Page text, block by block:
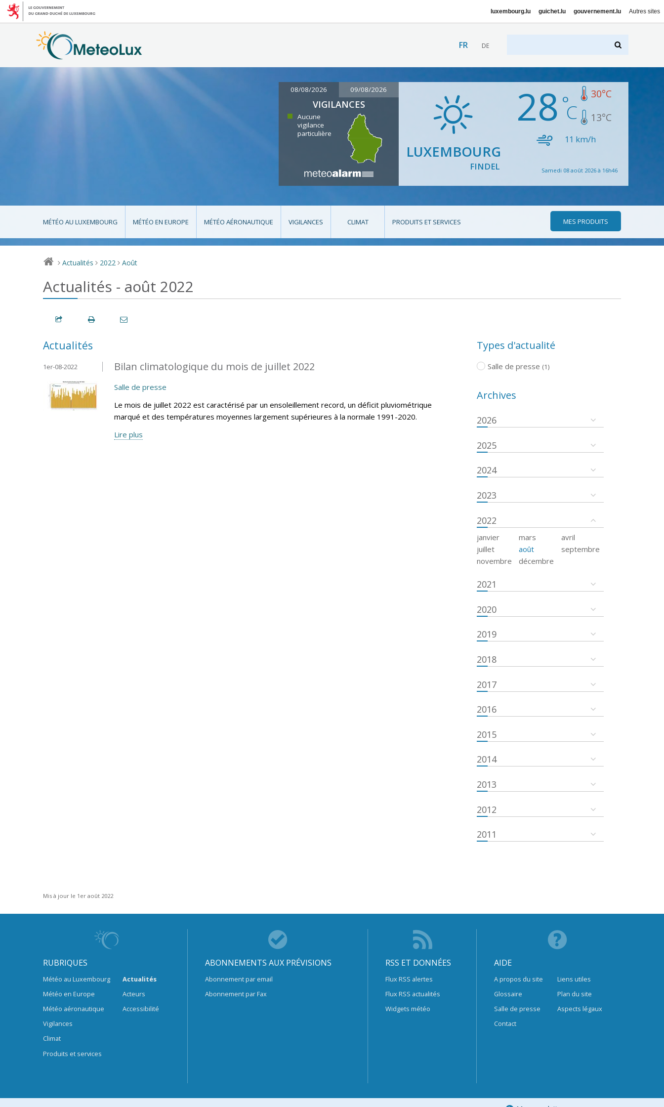
luxembourg.lu guichet.lu gouvernement.lu Autres sites
FR DE
08/08/2026 09/08/2026
VIGILANCES
Aucune
vigilance
particulière
LUXEMBOURG
FINDEL
28 30°C
13°C
11 km/h
Samedi 08 août 2026 à 16h46
MÉTÉO AU LUXEMBOURG MÉTÉO EN EUROPE MÉTÉO AÉRONAUTIQUE VIGILANCES CLIMAT PRODUITS ET SERVICES MES PRODUITS
> Actualités > 2022 > Août
Actualités - août 2022
Actualités
Bilan climatologique du mois de juillet 2022
1er-08-2022
Salle de presse
Le mois de juillet 2022 est caractérisé par un ensoleillement record, un déficit pluviométrique
marqué et des températures moyennes largement supérieures à la normale 1991-2020.
Lire plus
Types d'actualité
Salle de presse (1)
Archives
2026
2025
2024
2023
2022
janvier mars
avril
juillet
août
septembre
novembre
décembre
2021
2020
2019
2018
2017
2016
2015
2014
2013
2012
2011
Mis à jour le 1er août 2022
RUBRIQUES
Météo au Luxembourg
Météo en Europe
Météo aéronautique
Vigilances
Climat
Produits et services
Actualités
Acteurs
Accessibilité
ABONNEMENTS AUX PRÉVISIONS
Abonnement par email
Abonnement par Fax
RSS ET DONNÉES
Flux RSS alertes
Flux RSS actualités
Widgets météo
AIDE
A propos du site
Glossaire
Salle de presse
Contact
Liens utiles
Plan du site
Aspects légaux